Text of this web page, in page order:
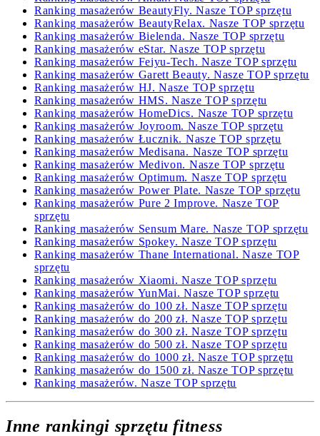
Ranking masażerów BeautyFly. Nasze TOP sprzętu
Ranking masażerów BeautyRelax. Nasze TOP sprzętu
Ranking masażerów Bielenda. Nasze TOP sprzętu
Ranking masażerów eStar. Nasze TOP sprzętu
Ranking masażerów Feiyu-Tech. Nasze TOP sprzętu
Ranking masażerów Garett Beauty. Nasze TOP sprzętu
Ranking masażerów HJ. Nasze TOP sprzętu
Ranking masażerów HMS. Nasze TOP sprzętu
Ranking masażerów HomeDics. Nasze TOP sprzętu
Ranking masażerów Joyroom. Nasze TOP sprzętu
Ranking masażerów Łucznik. Nasze TOP sprzętu
Ranking masażerów Medisana. Nasze TOP sprzętu
Ranking masażerów Medivon. Nasze TOP sprzętu
Ranking masażerów Optimum. Nasze TOP sprzętu
Ranking masażerów Power Plate. Nasze TOP sprzętu
Ranking masażerów Pure 2 Improve. Nasze TOP
sprzętu
Ranking masażerów Sensum Mare. Nasze TOP sprzętu
Ranking masażerów Spokey. Nasze TOP sprzętu
Ranking masażerów Thane International. Nasze TOP
sprzętu
Ranking masażerów Xiaomi. Nasze TOP sprzętu
Ranking masażerów YunMai. Nasze TOP sprzętu
Ranking masażerów do 100 zł. Nasze TOP sprzętu
Ranking masażerów do 200 zł. Nasze TOP sprzętu
Ranking masażerów do 300 zł. Nasze TOP sprzętu
Ranking masażerów do 500 zł. Nasze TOP sprzętu
Ranking masażerów do 1000 zł. Nasze TOP sprzętu
Ranking masażerów do 1500 zł. Nasze TOP sprzętu
Ranking masażerów. Nasze TOP sprzętu
Inne rankingi sprzętu fitness